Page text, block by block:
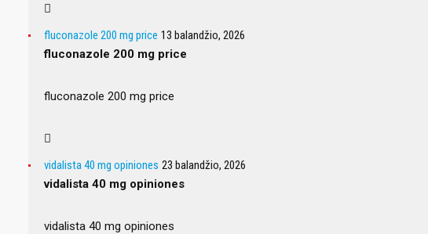
fluconazole 200 mg price 13 balandžio, 2026
fluconazole 200 mg price
fluconazole 200 mg price
vidalista 40 mg opiniones 23 balandžio, 2026
vidalista 40 mg opiniones
vidalista 40 mg opiniones